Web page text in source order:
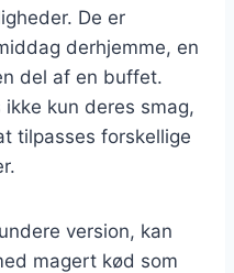
De er
derhjemme, en
del af en buffet.
kun deres smag,
tilpasses forskellige
version, kan
magert kød som